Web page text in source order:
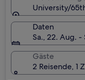
University/
Daten
Sa., 22. Aug. -
Gäste
2 Reisende, 1